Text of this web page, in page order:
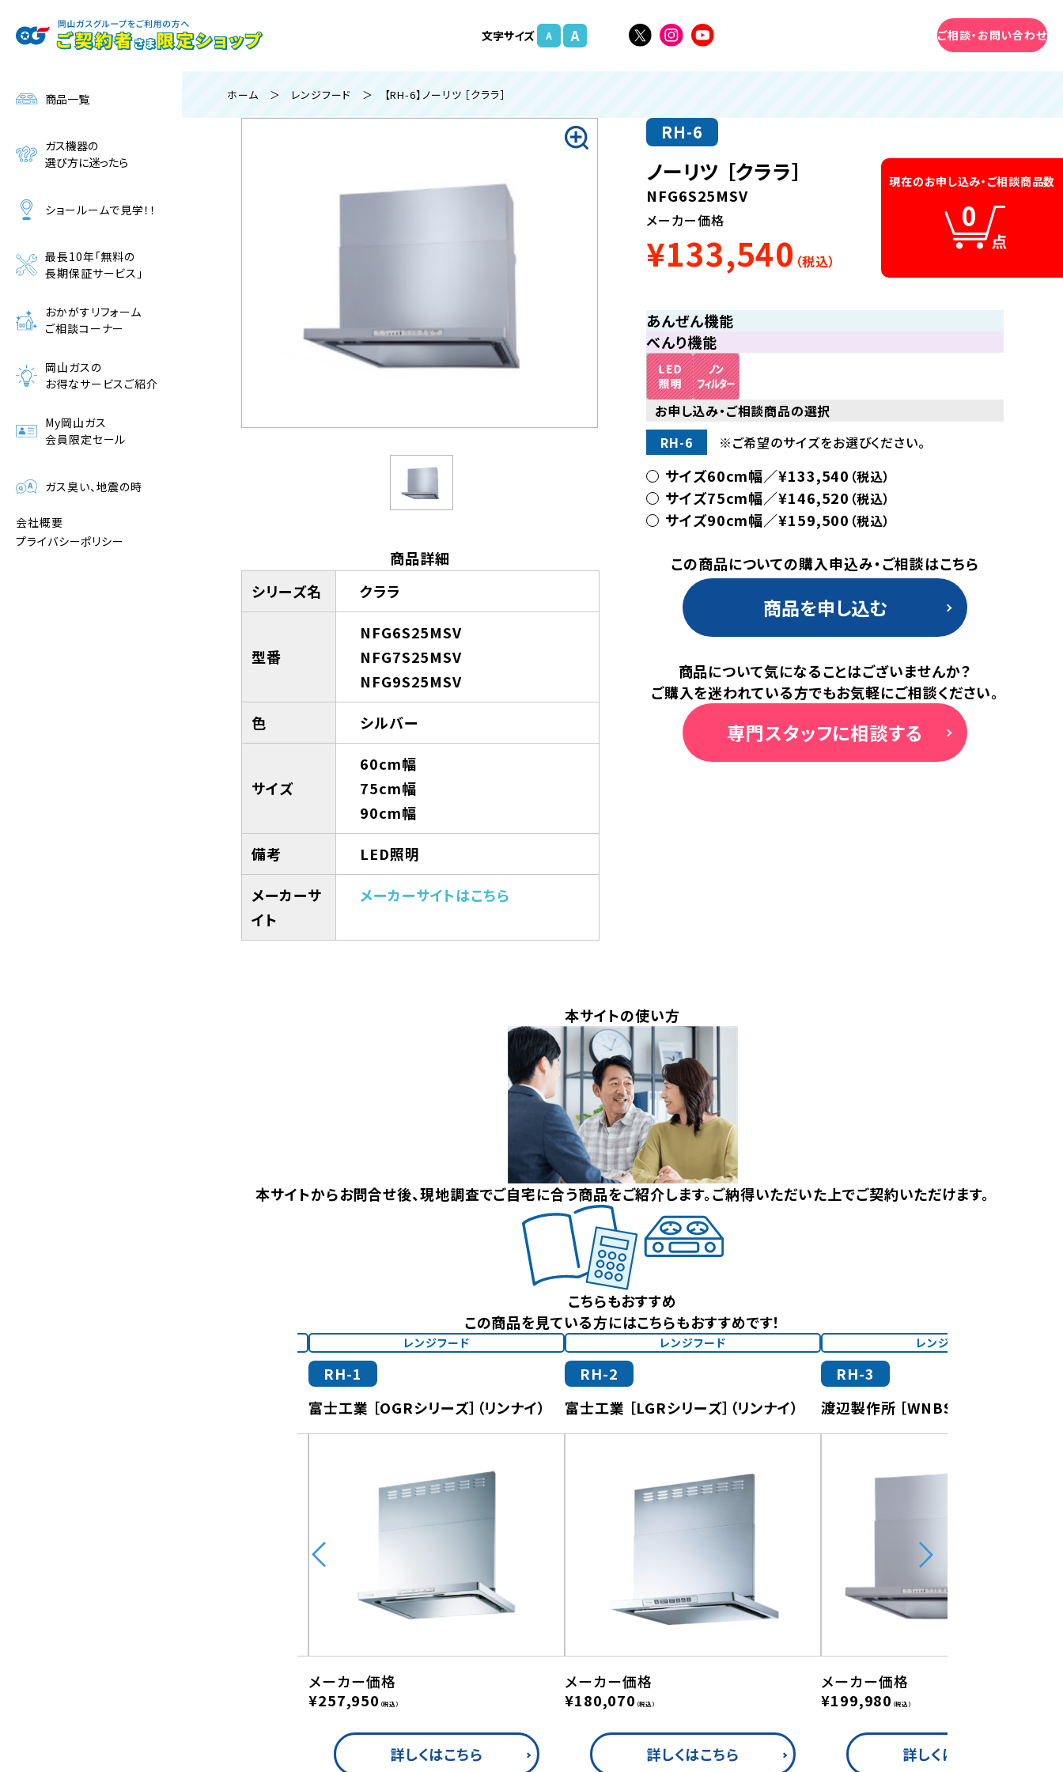
文字サイズ A A ご相談・お問い合わせ
現在のお申し込み・ ご相談商品数
0
お問い合わせはこちら
商品一覧
ガス機器の
選び方に迷ったら
ショールームで見学！！
最長10年「無料の
長期保証サービス」
おかがすリフォーム
ご相談コーナー
岡山ガスの
お得なサービスご紹介
My岡山ガス
会員限定セール
ガス臭い、地震の時
会社概要
プライバシーポリシー
ホーム ＞ レンジフード ＞ 【RH-6】ノーリツ ［クララ］
商品詳細
シリーズ名
クララ
型番
NFG6S25MSV
NFG7S25MSV
NFG9S25MSV
色
シルバー
サイズ
60cm幅
75cm幅
90cm幅
備考
LED照明
メーカーサ
イト
メーカーサイトはこちら
RH-6
ノーリツ ［クララ］
NFG6S25MSV
メーカー価格
¥133,540 （税込）
あんぜん機能
べんり機能
お申し込み・ご相談商品の選択
RH-6
※ご希望のサイズをお選びください。
サイズ60cm幅／¥133,540 （税込）
サイズ75cm幅／¥146,520 （税込）
サイズ90cm幅／¥159,500 （税込）
この商品についての購入申込み・ご相談はこちら
商品を申し込む
商品について気になることはございませんか？
ご購入を迷われている方でもお気軽にご相談ください。
専門スタッフに相談する
本サイトの使い方
本サイトからお問合せ後、現地調査でご自宅に合う商品をご紹介します。ご納得いただいた上でご契約いただけます。
こちらもおすすめ
この商品を見ている方にはこちらもおすすめです！
レンジフード
RH-1
富士工業 ［OGRシリーズ］（リンナイ）
メーカー価格
¥257,950 （税込）
詳しくはこちら
レンジフード
RH-2
富士工業 ［LGRシリーズ］（リンナイ）
メーカー価格
¥180,070 （税込）
詳しくはこちら
レンジフード
RH-3
渡辺製作所 ［WNBS-H］（パロマ）
メーカー価格
¥199,980 （税込）
詳しくはこちら